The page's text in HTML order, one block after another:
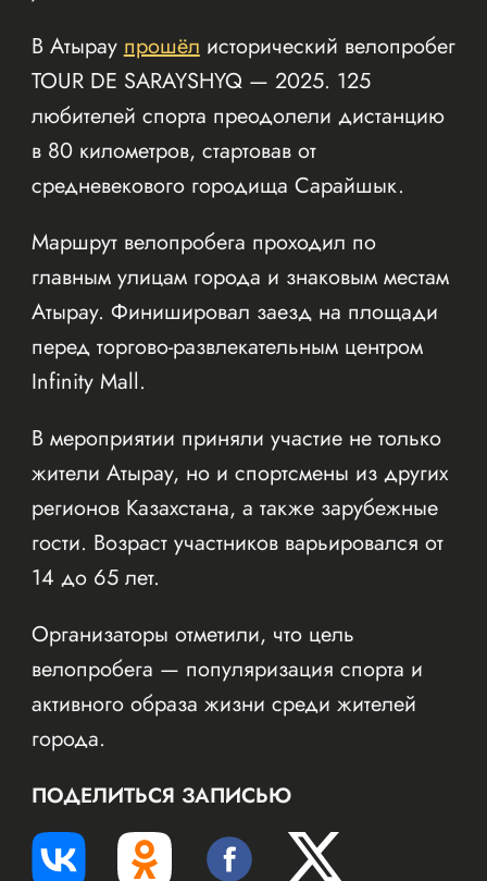
В Атыраупрошёлисторический велопробег
TOUR DE SARAYSHYQ — 2025. 125
любителей спорта преодолели дистанцию
в 80 километров, стартовав от
средневекового городища Сарайшык.
Маршрут велопробега проходил по
главным улицам города и знаковым местам
Атырау. Финишировал заезд на площади
перед торгово-развлекательным центром
Infinity Mall.
В мероприятии приняли участие не только
жители Атырау, но и спортсмены из других
регионов Казахстана, а также зарубежные
гости. Возраст участников варьировался от
14 до 65 лет.
Организаторы отметили, что цель
велопробега — популяризация спорта и
активного образа жизни среди жителей
города.
ПОДЕЛИТЬСЯ ЗАПИСЬЮ